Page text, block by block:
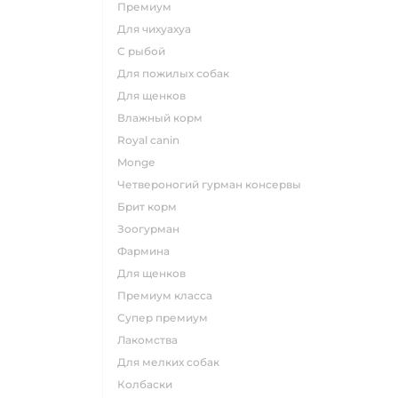
премиум
для чихуахуа
с рыбой
для пожилых собак
для щенков
влажный корм
royal canin
monge
четвероногий гурман консервы
брит корм
зоогурман
фармина
для щенков
премиум класса
супер премиум
лакомства
для мелких собак
колбаски